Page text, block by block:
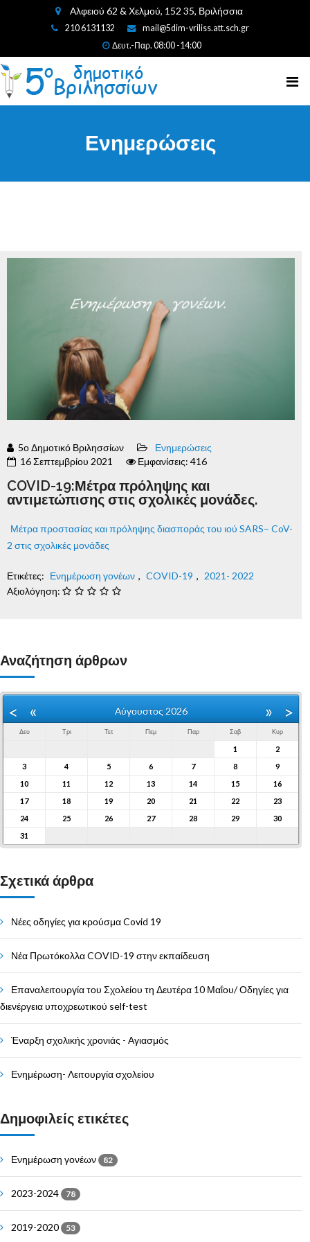
Αλφειού 62 & Χελμού, 152 35, Βριλήσσια
210 6131132
mail@5dim-vriliss.att.sch.gr
Δευτ.-Παρ. 08:00 -14:00
Ενημερώσεις
5ο Δημοτικό Βριλησσίων
Ενημερώσεις
16 Σεπτεμβρίου 2021
Εμφανίσεις: 416
COVID-19:Μέτρα πρόληψης και
αντιμετώπισης στις σχολικές μονάδες.
Μέτρα προστασίας και πρόληψης διασποράς του ιού SARS– CoV-
2 στις σχολικές μονάδες
Ετικέτες: Ενημέρωση γονέων , COVID-19 , 2021- 2022
Αξιολόγηση:
Αναζήτηση άρθρων
< « >
»
Αύγουστος 2026
Δευ Τρι Τετ Πεμ Παρ Σαβ Κυρ
1
2
3
4 5 6 7 8
9
10
11 12 13 14 15
16
17
18 19 20 21 22
23
24
25 26 27 28 29
30
31
Σχετικά άρθρα
Νέες οδηγίες για κρούσμα Covid 19
Νέα Πρωτόκολλα COVID-19 στην εκπαίδευση
Επαναλειτουργία του Σχολείου τη Δευτέρα 10 Μαΐου/ Οδηγίες για
διενέργεια υποχρεωτικού self-test
Έναρξη σχολικής χρονιάς - Αγιασμός
Ενημέρωση- Λειτουργία σχολείου
Δημοφιλείς ετικέτες
Ενημέρωση γονέων 82
2023-2024 78
2019-2020 53